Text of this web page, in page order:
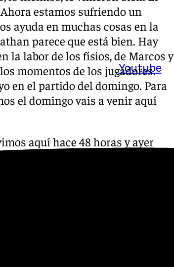
Youtube
estamos sufriendo un
ayuda en muchas cosas en la
parece que está bien. Hay
la labor de los físios, de Marcos y
momentos de los jugadores.
en el partido del domingo. Para
el domingo vais a venir aquí
aquí hace 48 horas y ayer
que Killian está enfermo hoy, con
recuperar de cara al domingo.
porque no voy a acertar.